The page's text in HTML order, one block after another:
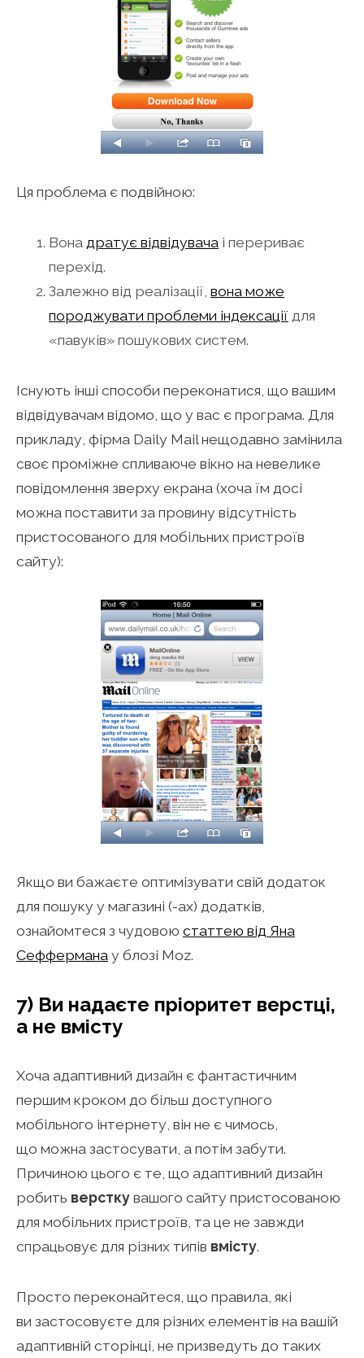
Ця проблема є подвійною:
Вона дратує відвідувача і перериває
перехід.
Залежно від реалізації, вона може
породжувати проблеми індексації для
«павуків» пошукових систем.
Існують інші способи переконатися, що вашим
відвідувачам відомо, що у вас є програма. Для
прикладу, фірма Daily Mail нещодавно замінила
своє проміжне спливаюче вікно на невелике
повідомлення зверху екрана (хоча їм досі
можна поставити за провину відсутність
пристосованого для мобільних пристроїв
сайту):
Якщо ви бажаєте оптимізувати свій додаток
для пошуку у магазині (-ах) додатків,
ознайомтеся з чудовою статтею від Яна
Сефферманау блозі Moz.
7) Ви надаєте пріоритет верстці,
а не вмісту
Хоча адаптивний дизайн є фантастичним
першим кроком до більш доступного
мобільного інтернету, він не є чимось,
що можна застосувати, а потім забути.
Причиною цього є те, що адаптивний дизайн
робить версткувашого сайту пристосованою
для мобільних пристроїв, та це не завжди
спрацьовує для різних типів вмісту.
Просто переконайтеся, що правила, які
ви застосовуєте для різних елементів на вашій
адаптивній сторінці, не призведуть до таких